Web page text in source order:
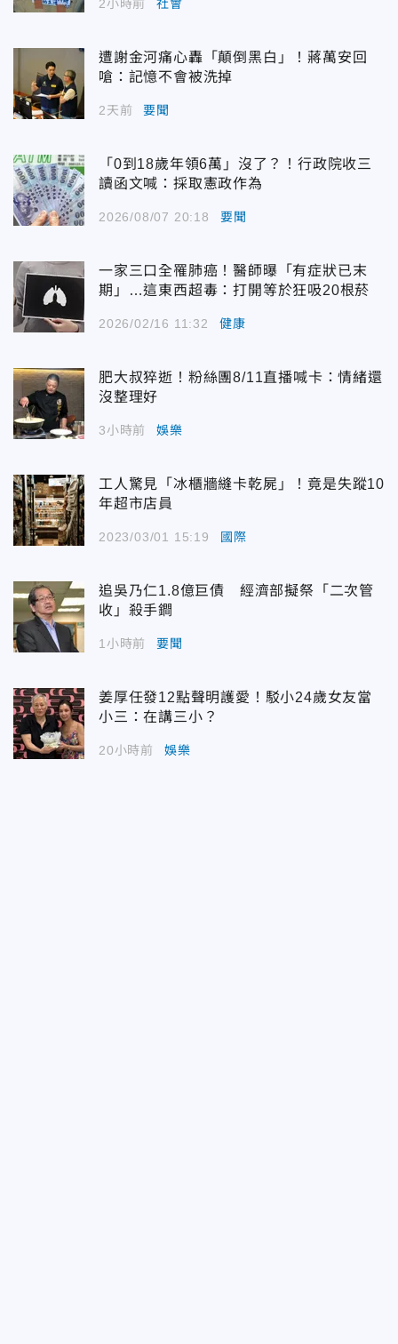
2小時前 社會
遭謝金河痛心轟「顛倒黑白」！蔣萬安回
嗆：記憶不會被洗掉
2天前 要聞
「0到18歲年領6萬」沒了？！行政院收三
讀函文喊：採取憲政作為
2026/08/07 20:18 要聞
一家三口全罹肺癌！醫師曝「有症狀已末
期」…這東西超毒：打開等於狂吸20根菸
2026/02/16 11:32 健康
肥大叔猝逝！粉絲團8/11直播喊卡：情緒還
沒整理好
3小時前 娛樂
工人驚見「冰櫃牆縫卡乾屍」！竟是失蹤10
年超市店員
2023/03/01 15:19 國際
追吳乃仁1.8億巨債 經濟部擬祭「二次管
收」殺手鐧
1小時前 要聞
姜厚任發12點聲明護愛！駁小24歲女友當
小三：在講三小？
20小時前 娛樂